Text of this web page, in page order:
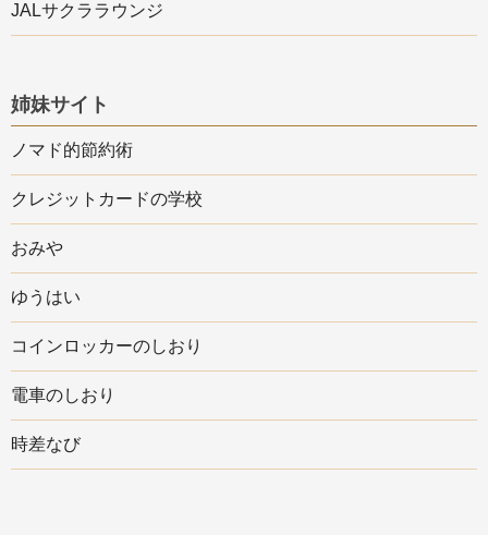
JALサクララウンジ
姉妹サイト
ノマド的節約術
クレジットカードの学校
おみや
ゆうはい
コインロッカーのしおり
電車のしおり
時差なび